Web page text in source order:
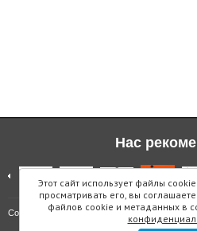
Этот сайт использует файлы
просматривать его, вы
файлов cookie и метаданных в
Нас
Copyright © "Инмарин" Карта сайта